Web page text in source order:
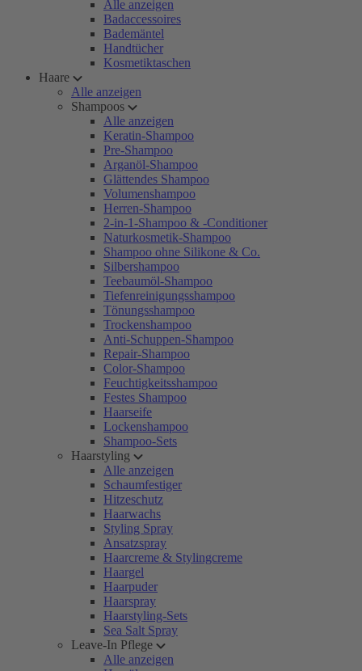
Alle anzeigen
Badaccessoires
Bademäntel
Handtücher
Kosmetiktaschen
Haare
Alle anzeigen
Shampoos
Alle anzeigen
Keratin-Shampoo
Pre-Shampoo
Arganöl-Shampoo
Glättendes Shampoo
Volumenshampoo
Herren-Shampoo
2-in-1-Shampoo & -Conditioner
Naturkosmetik-Shampoo
Shampoo ohne Silikone & Co.
Silbershampoo
Teebaumöl-Shampoo
Tiefenreinigungsshampoo
Tönungsshampoo
Trockenshampoo
Anti-Schuppen-Shampoo
Repair-Shampoo
Color-Shampoo
Feuchtigkeitsshampoo
Festes Shampoo
Haarseife
Lockenshampoo
Shampoo-Sets
Haarstyling
Alle anzeigen
Schaumfestiger
Hitzeschutz
Haarwachs
Styling Spray
Ansatzspray
Haarcreme & Stylingcreme
Haargel
Haarpuder
Haarspray
Haarstyling-Sets
Sea Salt Spray
Leave-In Pflege
Alle anzeigen